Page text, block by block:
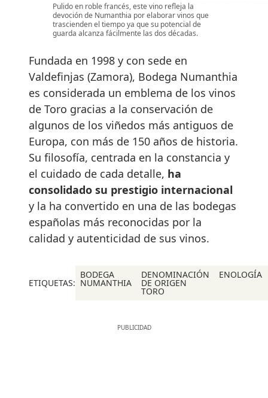
Pulido en roble francés, este vino refleja la
devoción de Numanthia por elaborar vinos que
trascienden el tiempo ya que su potencial de
guarda alcanza fácilmente las dos décadas.
Fundada en 1998 y con sede en
Valdefinjas (Zamora), Bodega Numanthia
es considerada un emblema de los vinos
de Toro gracias a la conservación de
algunos de los viñedos más antiguos de
Europa, con más de 150 años de historia.
Su filosofía, centrada en la constancia y
el cuidado de cada detalle, ha
consolidado su prestigio internacional
y la ha convertido en una de las bodegas
españolas más reconocidas por la
calidad y autenticidad de sus vinos.
ETIQUETAS:
BODEGA
NUMANTHIA
DENOMINACIÓN
DE ORIGEN
TORO
ENOLOGÍA